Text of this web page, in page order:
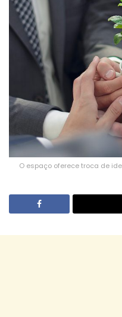
O espaço oferece troca de